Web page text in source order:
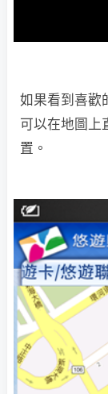
如果看到喜歡
可以在地圖上
置。